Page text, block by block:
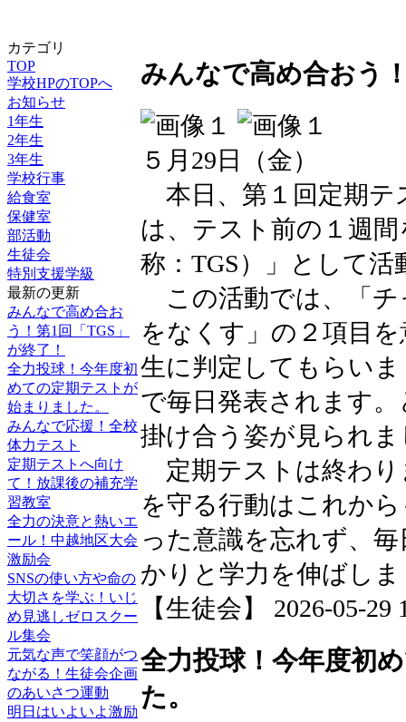
カテゴリ
TOP
学校HPのTOPへ
お知らせ
1年生
2年生
3年生
学校行事
給食室
保健室
部活動
生徒会
特別支援学級
最新の更新
みんなで高め合お
う！第1回「TGS」
が終了！
全力投球！今年度初
めての定期テストが
始まりました。
みんなで応援！全校
体力テスト
定期テストへ向け
て！放課後の補充学
習教室
全力の決意と熱いエ
ール！中越地区大会
激励会
SNSの使い方や命の
大切さを学ぶ！いじ
め見逃しゼロスクー
ル集会
元気な声で笑顔がつ
ながる！生徒会企画
のあいさつ運動
明日はいよいよ激励
みんなで高め合おう
５月29日（金）
本日、第１回定期テ
は、テスト前の１週
称：TGS）」として
この活動では、「チ
をなくす」の２項目
生に判定してもらい
で毎日発表されます
掛け合う姿が見られ
定期テストは終わり
を守る行動はこれか
った意識を忘れず、
かりと学力を伸ばし
【生徒会】 2026-05-29
全力投球！今年度初
た。